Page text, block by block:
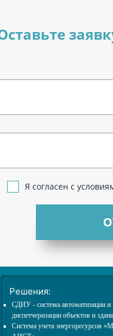
Я согласен с
Решения:
СДИУ - система автоматизации и
диспетчеризации объектов и
Система учета энергоресурсов